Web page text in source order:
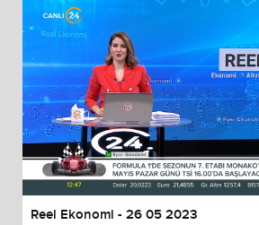
Reel Ekonomi - 26 05 2023